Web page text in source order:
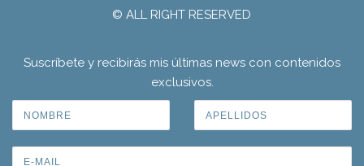
© ALL RIGHT RESERVED
Suscríbete y recibirás mis últimas news con contenidos
exclusivos.